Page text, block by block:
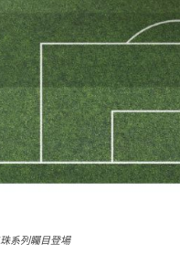
系列矚目登場